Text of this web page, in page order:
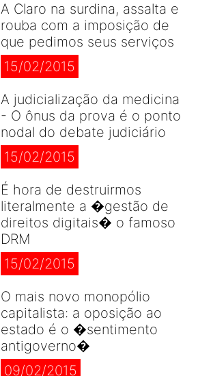
A Claro na surdina, assalta e
rouba com a imposição de
que pedimos seus serviços
15/02/2015
A judicialização da medicina
- O ônus da prova é o ponto
nodal do debate judiciário
15/02/2015
É hora de destruirmos
literalmente a �gestão de
direitos digitais� o famoso
DRM
15/02/2015
O mais novo monopólio
capitalista: a oposição ao
estado é o �sentimento
antigoverno�
09/02/2015